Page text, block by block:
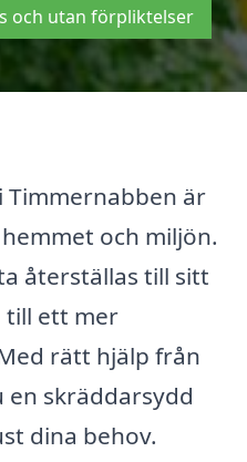
och utan förpliktelser
är
och miljön.
återställas till sitt
till ett mer
rätt hjälp från
skräddarsydd
dina behov.